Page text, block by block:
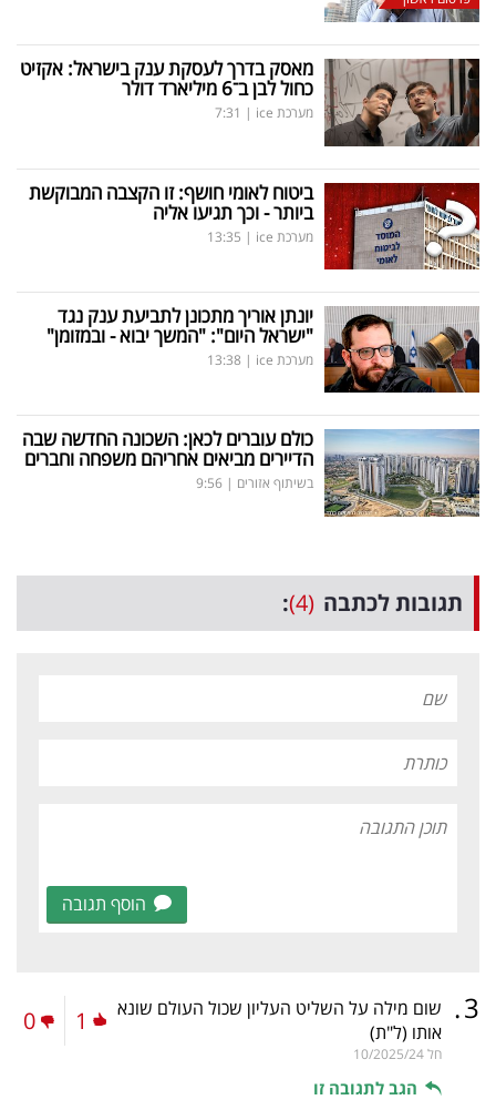
מאסק בדרך לעסקת ענק בישראל: אקזיט
כחול לבן ב־6 מיליארד דולר
מערכת ice |
7:31
ביטוח לאומי חושף: זו הקצבה המבוקשת
ביותר - וכך תגיעו אליה
מערכת ice |
13:35
יונתן אוריך מתכונן לתביעת ענק נגד
"ישראל היום": "המשך יבוא - ובמזומן"
מערכת ice |
13:38
כולם עוברים לכאן: השכונה החדשה שבה
הדיירים מביאים אחריהם משפחה וחברים
בשיתוף אזורים |
9:56
תגובות לכתבה (4)
:
הוסף תגובה
3
. שום מילה על השליט העליון שכול העולם שונא
אותו (ל"ת)
חל10/2025/24
הגב לתגובה זו
1
0